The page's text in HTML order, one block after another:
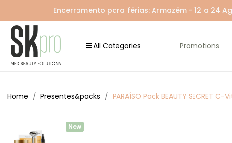
Encerramento para férias: Armazém - 12 a 24
All Categories Promotions
Home Presentes&packs PARAÍSO Pack BEAUTY SECRET
New